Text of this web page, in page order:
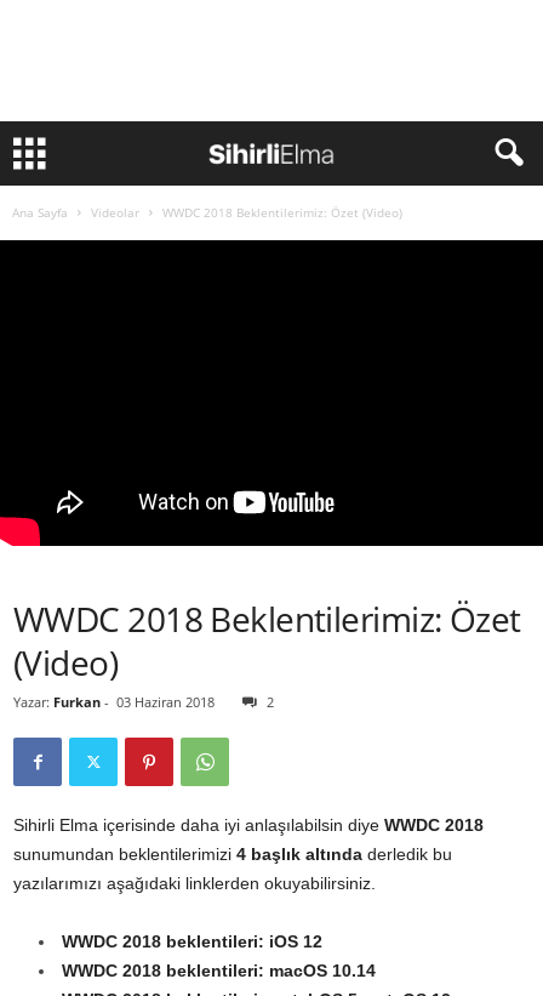
Ana Sayfa Videolar WWDC 2018 Beklentilerimiz: Özet (Video)
WWDC 2018 Beklentilerimiz: Özet
(Video)
Yazar: Furkan - 03 Haziran 2018 2
Sihirli Elma içerisinde daha iyi anlaşılabilsin diye WWDC 2018
sunumundan beklentilerimizi 4 başlık altında derledik bu
yazılarımızı aşağıdaki linklerden okuyabilirsiniz.
WWDC 2018 beklentileri: iOS 12
WWDC 2018 beklentileri: macOS 10.14